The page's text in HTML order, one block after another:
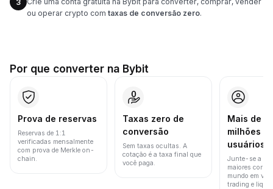
3
ou operar crypto com taxas de conversão zero.
Por que converter na Bybit
Prova de reservas
Reservas de 1:1
verificadas mensalmente
com prova de Merkle on-
chain.
Taxas zero de
conversão
Sem taxas ocultas. A
cotação é a taxa final que
você paga.
Mais de
milhões
usuários
Junte-se a
maiores
mundo em
trading e